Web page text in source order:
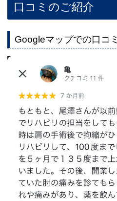
口コミのご紹介
Googleマップでの口コミ